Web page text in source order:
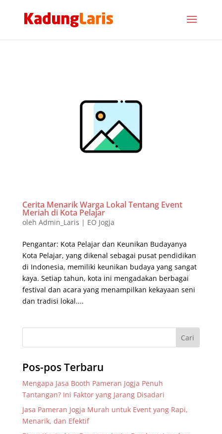
Cerita Menarik Warga Lokal Tentang Event
Meriah di Kota Pelajar
oleh Admin_Laris | EO Jogja
Pengantar: Kota Pelajar dan Keunikan Budayanya
Kota Pelajar, yang dikenal sebagai pusat pendidikan
di Indonesia, memiliki keunikan budaya yang sangat
kaya. Setiap tahun, kota ini mengadakan berbagai
festival dan acara yang menampilkan kekayaan seni
dan tradisi lokal....
Pos-pos Terbaru
Mengapa Jasa Booth Pameran Jogja Penuh
Tantangan? Ini Faktor yang Jarang Disadari
Jasa Pameran Jogja Murah untuk Event yang Rapi,
Menarik, dan Efektif